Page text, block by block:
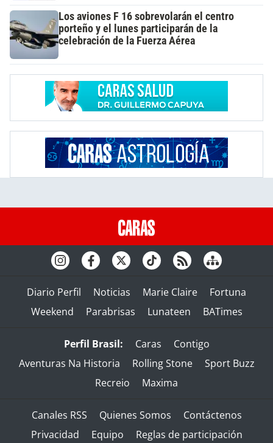
Los aviones F 16 sobrevolarán el centro
porteño y el lunes participarán de la
celebración de la Fuerza Aérea
Diario Perfil Noticias Marie Claire
Fortuna
Weekend
Parabrisas Lunateen BATimes
Perfil Brasil: Caras
Contigo
Aventuras Na Historia
Rolling Stone
Sport Buzz
Recreio
Maxima
Canales RSS Quienes Somos
Contáctenos
Privacidad
Equipo Reglas de participación